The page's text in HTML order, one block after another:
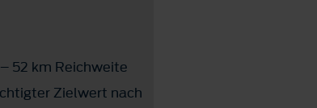
52 km Reichweite
Zielwert nach